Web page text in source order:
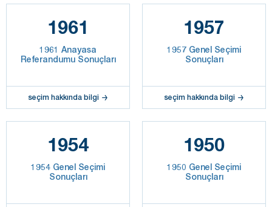
1961
1961 Anayasa
Referandumu Sonuçları
seçim hakkında bilgi
1957
1957 Genel Seçimi
Sonuçları
seçim hakkında bilgi
1954
1954 Genel Seçimi
Sonuçları
1950
1950 Genel Seçimi
Sonuçları